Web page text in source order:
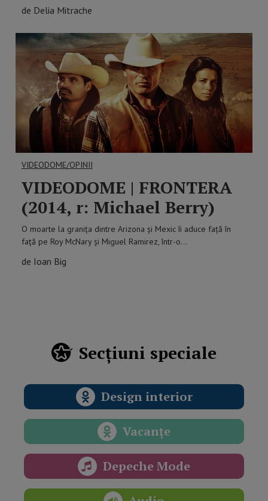
de Delia Mitrache
VIDEODOME/OPINII
VIDEODOME | FRONTERA
(2014, r: Michael Berry)
O moarte la granița dintre Arizona și Mexic îi aduce față în
față pe Roy McNary și Miguel Ramirez, într-o…
de Ioan Big
Secțiuni speciale
Design interior
Vacanțe
Depeche Mode